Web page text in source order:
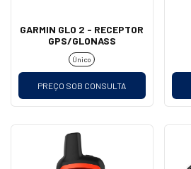
GARMIN GLO 2 - RECEPTOR
GPS/GLONASS
Único
PREÇO SOB CONSULTA